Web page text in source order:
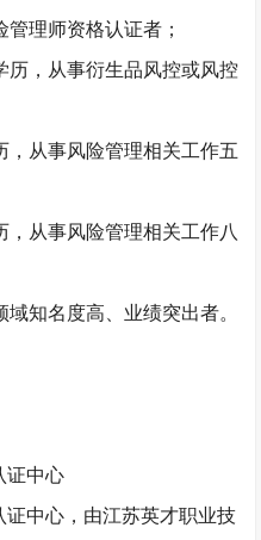
理师资格认证者；
历，从事衍生品风控或风控
，从事风险管理相关工作五
，从事风险管理相关工作八
知名度高、业绩突出者。
证中心
证中心，由江苏英才职业技